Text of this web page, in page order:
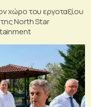
χώρο του εργοταξίου
North Star